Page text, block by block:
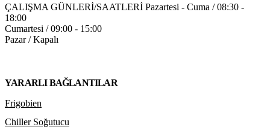
ÇALIŞMA GÜNLERİ/SAATLERİ Pazartesi - Cuma / 08:30 -
18:00
Cumartesi / 09:00 - 15:00
Pazar / Kapalı
YARARLI BAĞLANTILAR
Frigobien
Chiller Soğutucu